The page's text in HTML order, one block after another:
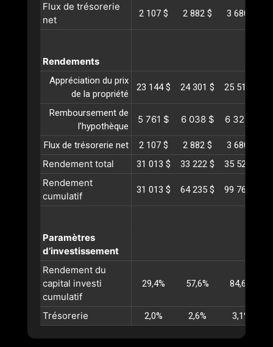
Flux de trésorerie
net
2 107 $ 2 882 $ 3 680 $
Rendements
Appréciation du prix
de la propriété
23 144 $ 24 301 $ 25 516 $
Remboursement de
l’hypothèque
5 761 $ 6 038 $ 6 328 $
Flux de trésorerie net 2 107 $ 2 882 $ 3 680 $
Rendement total 31 013 $ 33 222 $ 35 525 $
Rendement
cumulatif
31 013 $ 64 235 $ 99 761 $
Paramètres
d’investissement
Rendement du
capital investi
cumulatif
29,4% 57,6% 84,6%
Trésorerie 2,0% 2,6% 3,1%